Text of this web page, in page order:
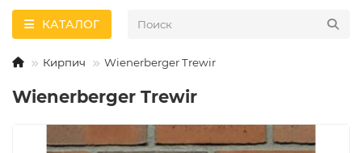
КАТАЛОГ
Кирпич Wienerberger Trewir
Wienerberger Trewir